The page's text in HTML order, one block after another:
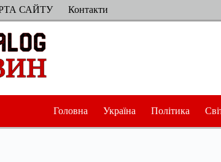
САЙТУ Контакти
Головна Україна Політика